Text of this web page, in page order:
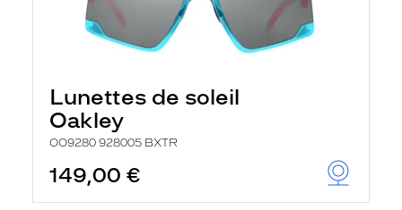
Lunettes de soleil
Oakley
OO9280 928005 BXTR
149,00 €